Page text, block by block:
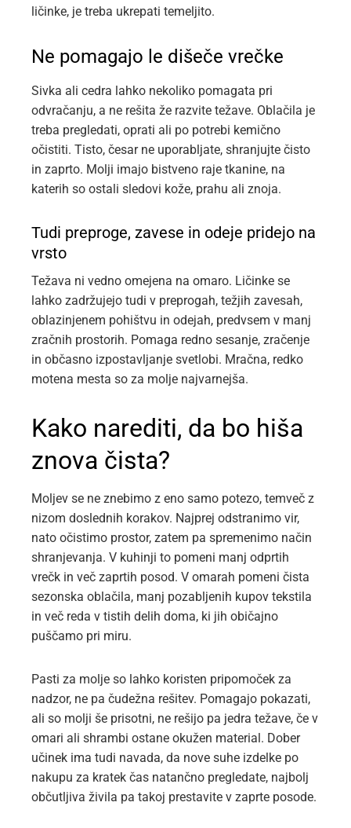
ličinke, je treba ukrepati temeljito.
Ne pomagajo le dišeče vrečke
Sivka ali cedra lahko nekoliko pomagata pri
odvračanju, a ne rešita že razvite težave. Oblačila je
treba pregledati, oprati ali po potrebi kemično
očistiti. Tisto, česar ne uporabljate, shranjujte čisto
in zaprto. Molji imajo bistveno raje tkanine, na
katerih so ostali sledovi kože, prahu ali znoja.
Tudi preproge, zavese in odeje pridejo na
vrsto
Težava ni vedno omejena na omaro. Ličinke se
lahko zadržujejo tudi v preprogah, težjih zavesah,
oblazinjenem pohištvu in odejah, predvsem v manj
zračnih prostorih. Pomaga redno sesanje, zračenje
in občasno izpostavljanje svetlobi. Mračna, redko
motena mesta so za molje najvarnejša.
Kako narediti, da bo hiša
znova čista?
Moljev se ne znebimo z eno samo potezo, temveč z
nizom doslednih korakov. Najprej odstranimo vir,
nato očistimo prostor, zatem pa spremenimo način
shranjevanja. V kuhinji to pomeni manj odprtih
vrečk in več zaprtih posod. V omarah pomeni čista
sezonska oblačila, manj pozabljenih kupov tekstila
in več reda v tistih delih doma, ki jih običajno
puščamo pri miru.
Pasti za molje so lahko koristen pripomoček za
nadzor, ne pa čudežna rešitev. Pomagajo pokazati,
ali so molji še prisotni, ne rešijo pa jedra težave, če v
omari ali shrambi ostane okužen material. Dober
učinek ima tudi navada, da nove suhe izdelke po
nakupu za kratek čas natančno pregledate, najbolj
občutljiva živila pa takoj prestavite v zaprte posode.